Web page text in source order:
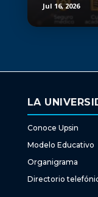
Jul 16, 2026
LA
Conoce Upsin
Modelo Educativo
Organigrama
Directorio